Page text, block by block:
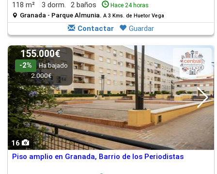
118 m²
3 dorm. 2 baños Hace 24 horas
Granada - Parque Almunia. A 3 Kms. de Huetor Vega
Contactar Guardar
16
155.000€
-2%
Ha bajado
2.000€
Piso amplio en Granada, Barrio de los Periodistas